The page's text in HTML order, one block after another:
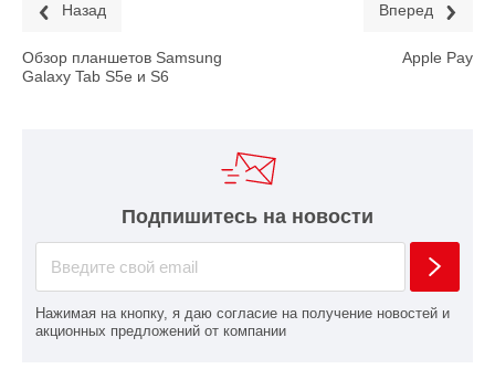
Назад
Обзор планшетов Samsung
Galaxy Tab S5e и S6
Вперед
Apple Pay
Подпишитесь на новости
Нажимая на кнопку, я даю согласие на получение новостей и
акционных предложений от компании